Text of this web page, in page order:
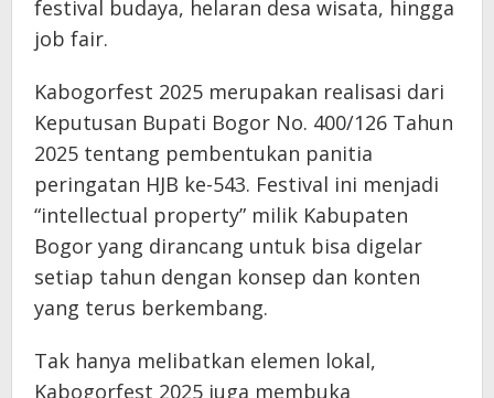
festival budaya, helaran desa wisata, hingga
job fair.
Kabogorfest 2025 merupakan realisasi dari
Keputusan Bupati Bogor No. 400/126 Tahun
2025 tentang pembentukan panitia
peringatan HJB ke-543. Festival ini menjadi
“intellectual property” milik Kabupaten
Bogor yang dirancang untuk bisa digelar
setiap tahun dengan konsep dan konten
yang terus berkembang.
Tak hanya melibatkan elemen lokal,
Kabogorfest 2025 juga membuka